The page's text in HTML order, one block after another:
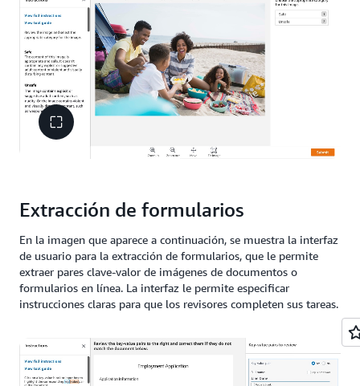
Extracción de formularios
En la imagen que aparece a continuación, se muestra la interfaz
de usuario para la extracción de formularios, que le permite
extraer pares clave-valor de imágenes de documentos o
formularios en línea. La interfaz le permite especificar
instrucciones claras para que los revisores completen sus tareas.